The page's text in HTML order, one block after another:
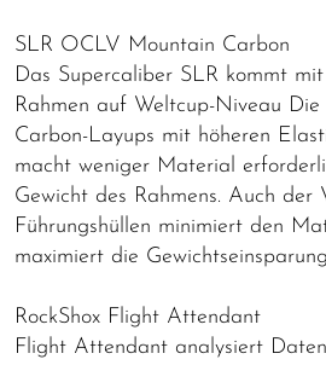
SLR OCLV Mountain Carbon
Das Supercaliber SLR kommt
Rahmen auf Weltcup-Niveau Die
Carbon-Layups mit höheren
macht weniger Material
Gewicht des Rahmens. Auch der
Führungshüllen minimiert den
maximiert die
RockShox Flight Attendant
Flight Attendant analysiert